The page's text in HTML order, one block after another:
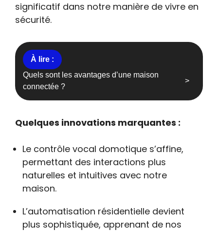
significatif dans notre manière de vivre en
sécurité.
Quels sont les avantages d’une maison
connectée ?
Quelques innovations marquantes :
Le contrôle vocal domotique s’affine,
permettant des interactions plus
naturelles et intuitives avec notre
maison.
L’automatisation résidentielle devient
plus sophistiquée, apprenant de nos